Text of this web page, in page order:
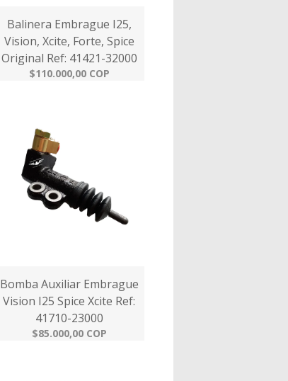
Balinera Embrague I25,
Vision, Xcite, Forte, Spice
Original Ref: 41421-32000
$110.000,00 COP
Bomba Auxiliar Embrague
Vision I25 Spice Xcite Ref:
41710-23000
$85.000,00 COP